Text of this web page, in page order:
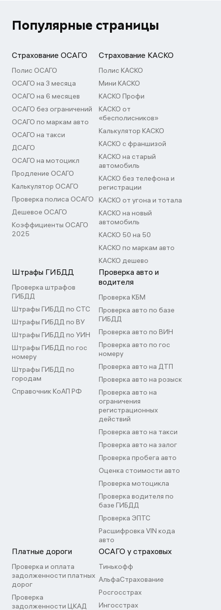
Популярные страницы
Страхование ОСАГО
Полис ОСАГО
ОСАГО на 3 месяца
ОСАГО на 6 месяцев
ОСАГО без ограничений
ОСАГО по маркам авто
ОСАГО на такси
ДСАГО
ОСАГО на мотоцикл
Продление ОСАГО
Калькулятор ОСАГО
Проверка полиса ОСАГО
Дешевое ОСАГО
Коэффициенты ОСАГО
2025
Страхование КАСКО
Полис КАСКО
Мини КАСКО
КАСКО Профи
КАСКО от
«бесполисников»
Калькулятор КАСКО
КАСКО с франшизой
КАСКО на старый
автомобиль
КАСКО без телефона и
регистрации
КАСКО от угона и тотала
КАСКО на новый
автомобиль
КАСКО 50 на 50
КАСКО по маркам авто
КАСКО дешево
Штрафы ГИБДД
Проверка штрафов
ГИБДД
Штрафы ГИБДД по СТС
Штрафы ГИБДД по ВУ
Штрафы ГИБДД по УИН
Штрафы ГИБДД по гос
номеру
Штрафы ГИБДД по
городам
Справочник КоАП РФ
Проверка авто и
водителя
Проверка КБМ
Проверка авто по базе
ГИБДД
Проверка авто по ВИН
Проверка авто по гос
номеру
Проверка авто на ДТП
Проверка авто на розыск
Проверка авто на
ограничения
регистрационных
действий
Проверка авто на такси
Проверка авто на залог
Проверка пробега авто
Оценка стоимости авто
Проверка мотоцикла
Проверка водителя по
базе ГИБДД
Проверка ЭПТС
Расшифровка VIN кода
авто
Платные дороги
Проверка и оплата
задолженности платных
дорог
Проверка
задолженности ЦКАД
ОСАГО у страховых
Тинькофф
АльфаСтрахование
Росгосстрах
Ингосстрах